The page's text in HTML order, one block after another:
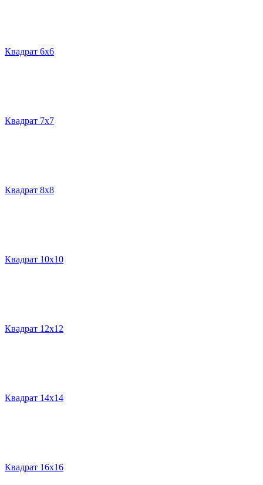
Квадрат 6х6
Квадрат 7х7
Квадрат 8х8
Квадрат 10х10
Квадрат 12х12
Квадрат 14х14
Квадрат 16х16